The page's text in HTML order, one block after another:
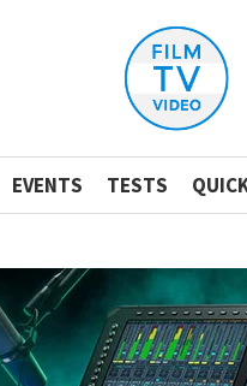
EVENTS TESTS